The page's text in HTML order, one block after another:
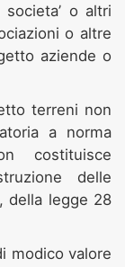
o altri
o altre
aziende o
terreni non
a norma
costituisce
delle
della legge 28
modico valore